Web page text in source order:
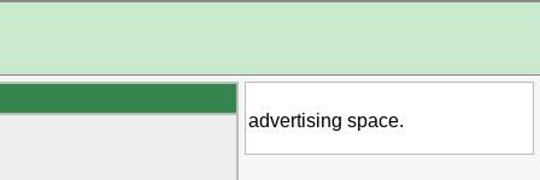
advertising space.